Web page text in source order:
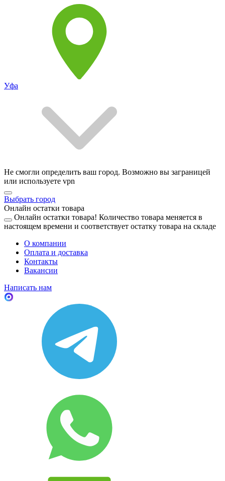
Уфа
Не смогли определить ваш город. Возможно вы заграницей
или используете vpn
Выбрать город
Онлайн остатки товара
Онлайн остатки товара! Количество товара меняется в
настоящем времени и соответствует остатку товара на складе
О компании
Оплата и доставка
Контакты
Вакансии
Написать нам